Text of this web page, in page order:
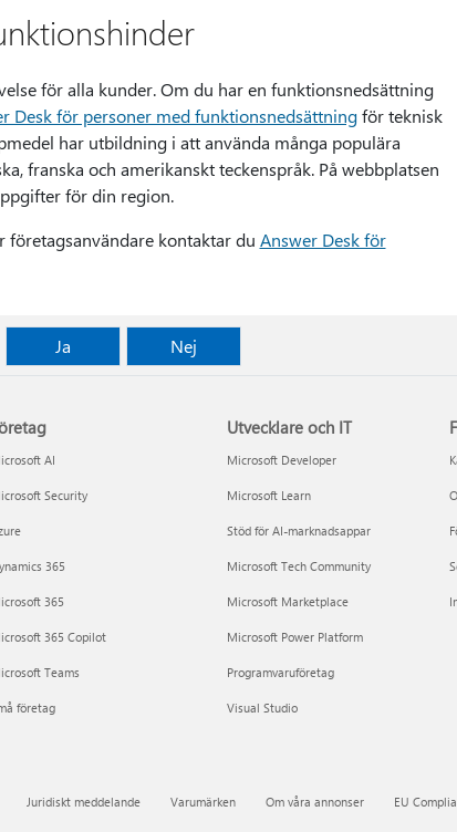
för alla kunder. Om du har en funktionsnedsättning
Desk för personer med funktionsnedsättningför teknisk
har utbildning i att använda många populära
franska och amerikanskt teckenspråk. På webbplatsen
för din region.
företagsanvändare kontaktar du Answer Desk för
Ja Nej
AI
Security
365
365
365 Copilot
Teams
företag
Utvecklare och IT
Microsoft Developer
Microsoft Learn
Stöd för AI-marknadsappar
Microsoft Tech Community
Microsoft Marketplace
Microsoft Power Platform
Programvaruföretag
Visual Studio
Juridiskt meddelande Varumärken Om våra annonser EU